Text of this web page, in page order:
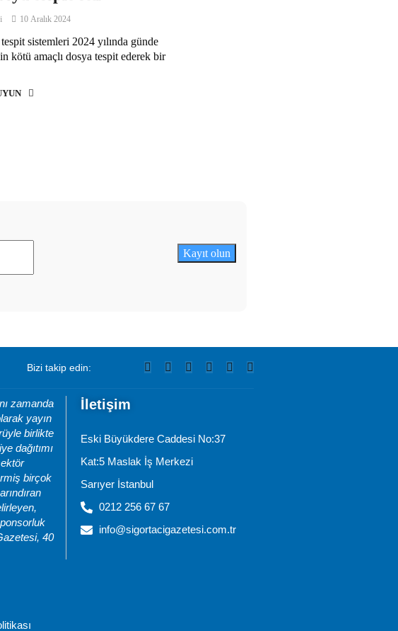
10 Aralık 2024
sistemleri 2024 yılında günde
kötü amaçlı dosya tespit ederek bir
Kayıt olun
Bizi takip edin:
zamanda
yayın
birlikte
dağıtımı
birçok
40
İletişim
Eski Büyükdere Caddesi No:37
Kat:5 Maslak İş Merkezi
Sarıyer İstanbul
0212 256 67 67
info@sigortacigazetesi.com.tr